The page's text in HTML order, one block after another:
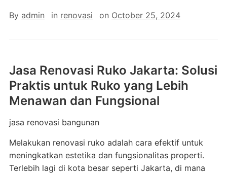
By admin in renovasi on October 25, 2024
Jasa Renovasi Ruko Jakarta: Solusi
Praktis untuk Ruko yang Lebih
Menawan dan Fungsional
jasa renovasi bangunan
Melakukan renovasi ruko adalah cara efektif untuk
meningkatkan estetika dan fungsionalitas properti.
Terlebih lagi di kota besar seperti Jakarta, di mana